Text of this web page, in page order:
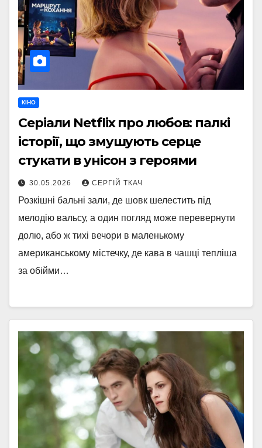
КІНО
Серіали Netflix про любов: палкі
історії, що змушують серце
стукати в унісон з героями
30.05.2026 СЕРГІЙ ТКАЧ
Розкішні бальні зали, де шовк шелестить під
мелодію вальсу, а один погляд може перевернути
долю, або ж тихі вечори в маленькому
американському містечку, де кава в чашці тепліша
за обійми…